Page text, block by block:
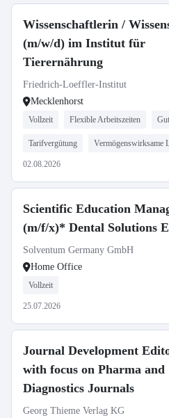
Wissenschaftlerin /
(m/w/d) im Institut für
Tierernährung
Friedrich-Loeffler-Institut
Mecklenhorst
Vollzeit Flexible Arbeitszeiten
Tarifvergütung Vermögenswirksame
02.08.2026
Scientific Education
(m/f/x)* Dental Solutions
Solventum Germany GmbH
Home Office
Vollzeit
25.07.2026
Journal Development
with focus on Pharma and
Diagnostics Journals
Georg Thieme Verlag KG